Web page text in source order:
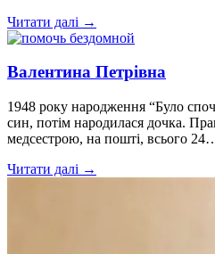
Читати далі →
Валентина Петрівна
1948 року народження “Було
син, потім народилася дочка.
медсестрою, на пошті, всього
Читати далі →